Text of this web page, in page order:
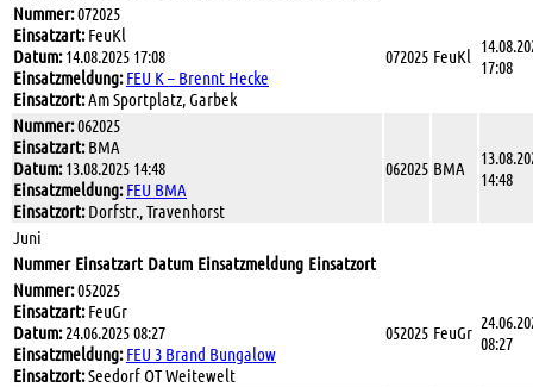
Nummer:072025
Einsatzart:FeuKl
Datum:14.08.2025 17:08
Einsatzmeldung: FEU K – Brennt Hecke
Einsatzort:Am Sportplatz, Garbek
072025 FeuKl 17:08
Nummer:062025
Einsatzart:BMA
Datum:13.08.2025 14:48
Einsatzmeldung: FEU BMA
Einsatzort:Dorfstr., Travenhorst
062025 BMA
14:48
Juni
Nummer Einsatzart Datum Einsatzmeldung Einsatzort
Nummer:052025
Einsatzart:FeuGr
Datum:24.06.2025 08:27
Einsatzmeldung: FEU 3 Brand Bungalow
Einsatzort:Seedorf OT Weitewelt
052025 FeuGr 08:27